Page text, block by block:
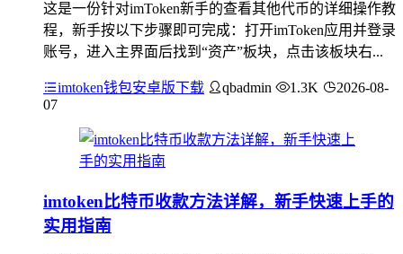
这是一份针对imToken新手的查看其他代币的详细操作教
程，新手按以下步骤即可完成：打开imToken应用并登录
账号，进入主界面后找到“资产”板块，点击该板块右...
imtoken钱包安卓版下载 qbadmin 1.3K
2026-08-
07
imtoken比特币收款方法详解，新手快速上手的
实用指南